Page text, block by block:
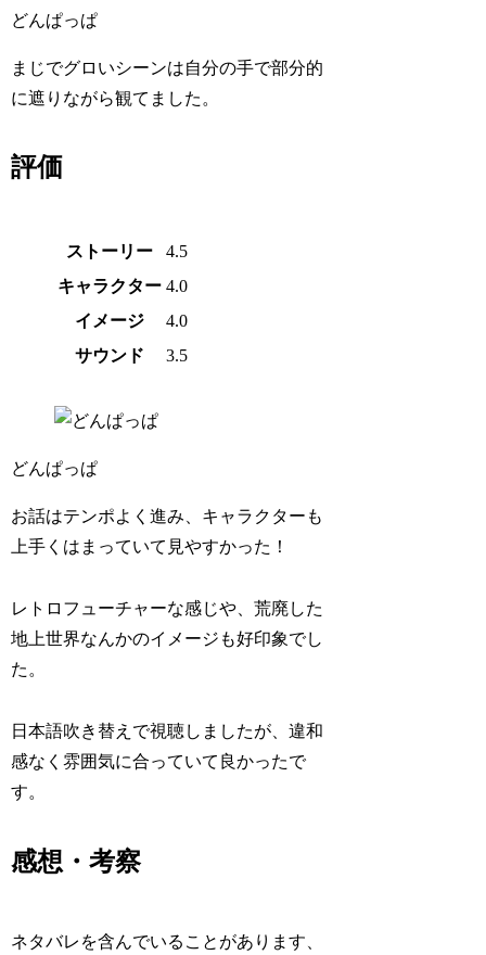
どんぱっぱ
まじでグロいシーンは自分の手で部分的
に遮りながら観てました。
評価
ストーリー
4.5
キャラクター 4.0
イメージ
4.0
サウンド
3.5
どんぱっぱ
お話はテンポよく進み、キャラクターも
上手くはまっていて見やすかった！
レトロフューチャーな感じや、荒廃した
地上世界なんかのイメージも好印象でし
た。
日本語吹き替えで視聴しましたが、違和
感なく雰囲気に合っていて良かったで
す。
感想・考察
ネタバレを含んでいることがあります、